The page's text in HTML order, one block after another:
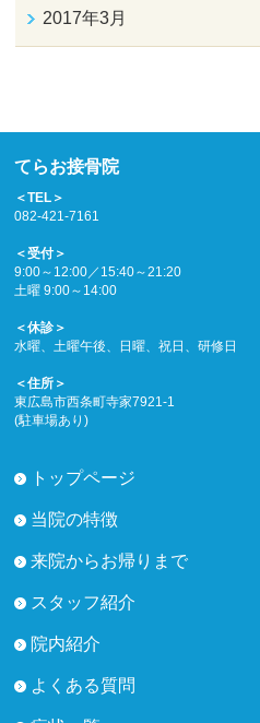
2017年3月
てらお接骨院
＜TEL＞
082-421-7161
＜受付＞
9:00～12:00／15:40～21:20
土曜 9:00～14:00
＜休診＞
水曜、土曜午後、日曜、祝日、研修日
＜住所＞
東広島市西条町寺家7921-1
(駐車場あり)
トップページ
当院の特徴
来院からお帰りまで
スタッフ紹介
院内紹介
よくある質問